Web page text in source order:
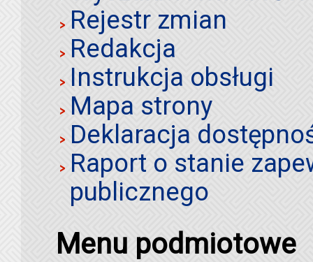
Rejestr zmian
Redakcja
Instrukcja obsługi
Mapa strony
Deklaracja
Raport o stanie
publicznego
Menu podmiotowe